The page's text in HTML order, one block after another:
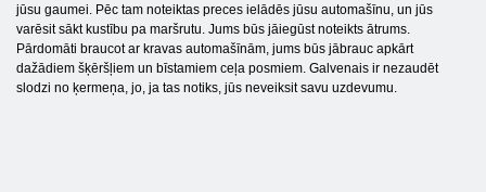
jūsu gaumei. Pēc tam noteiktas preces ielādēs jūsu automašīnu, un jūs
varēsit sākt kustību pa maršrutu. Jums būs jāiegūst noteikts ātrums.
Pārdomāti braucot ar kravas automašīnām, jums būs jābrauc apkārt
dažādiem šķēršļiem un bīstamiem ceļa posmiem. Galvenais ir nezaudēt
slodzi no ķermeņa, jo, ja tas notiks, jūs neveiksit savu uzdevumu.